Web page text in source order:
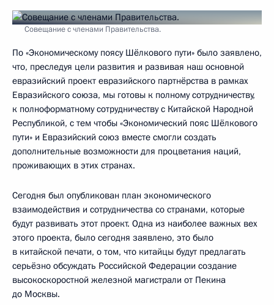
Совещание с членами Правительства.
По «Экономическому поясу Шёлкового пути» было заявлено,
что, преследуя цели развития и развивая наш основной
евразийский проект евразийского партнёрства в рамках
Евразийского союза, мы готовы к полному сотрудничеству,
к полноформатному сотрудничеству с Китайской Народной
Республикой, с тем чтобы «Экономический пояс Шёлкового
пути» и Евразийский союз вместе смогли создать
дополнительные возможности для процветания наций,
проживающих в этих странах.
Сегодня был опубликован план экономического
взаимодействия и сотрудничества со странами, которые
будут развивать этот проект. Одна из наиболее важных вех
этого проекта, было сегодня заявлено, это было
в китайской печати, о том, что китайцы будут предлагать
серьёзно обсуждать Российской Федерации создание
высокоскоростной железной магистрали от Пекина
до Москвы.